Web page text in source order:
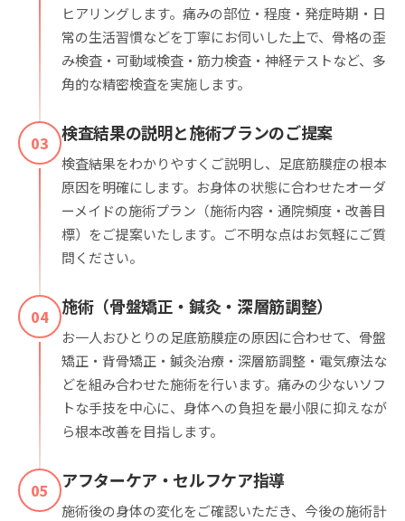
ヒアリングします。痛みの部位・程度・発症時期・日
常の生活習慣などを丁寧にお伺いした上で、骨格の歪
み検査・可動域検査・筋力検査・神経テストなど、多
角的な精密検査を実施します。
03 検査結果の説明と施術プランのご提案
検査結果をわかりやすくご説明し、足底筋膜症の根本
原因を明確にします。お身体の状態に合わせたオーダ
ーメイドの施術プラン（施術内容・通院頻度・改善目
標）をご提案いたします。ご不明な点はお気軽にご質
問ください。
04 施術（骨盤矯正・鍼灸・深層筋調整）
お一人おひとりの足底筋膜症の原因に合わせて、骨盤
矯正・背骨矯正・鍼灸治療・深層筋調整・電気療法な
どを組み合わせた施術を行います。痛みの少ないソフ
トな手技を中心に、身体への負担を最小限に抑えなが
ら根本改善を目指します。
05 アフターケア・セルフケア指導
施術後の身体の変化をご確認いただき、今後の施術計